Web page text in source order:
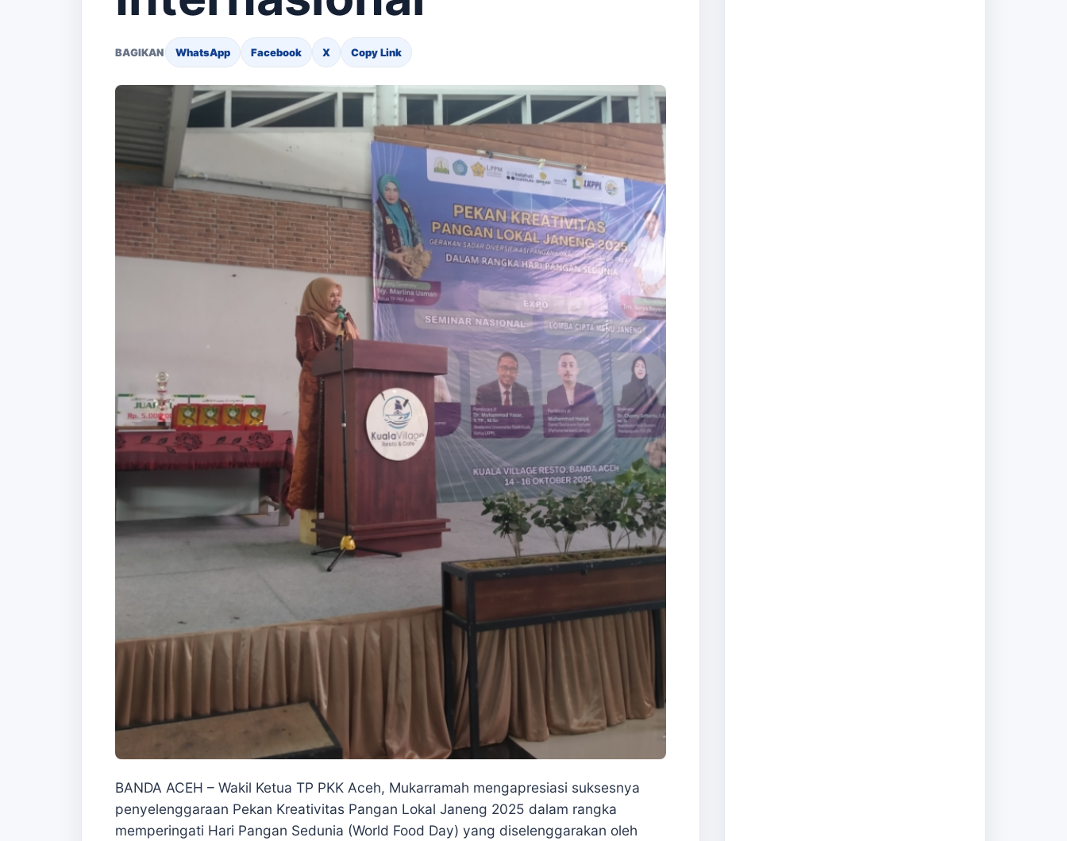
BAGIKAN WhatsApp Facebook X Copy Link
BANDA ACEH – Wakil Ketua TP PKK Aceh, Mukarramah mengapresiasi suksesnya
penyelenggaraan Pekan Kreativitas Pangan Lokal Janeng 2025 dalam rangka
memperingati Hari Pangan Sedunia (World Food Day) yang diselenggarakan oleh